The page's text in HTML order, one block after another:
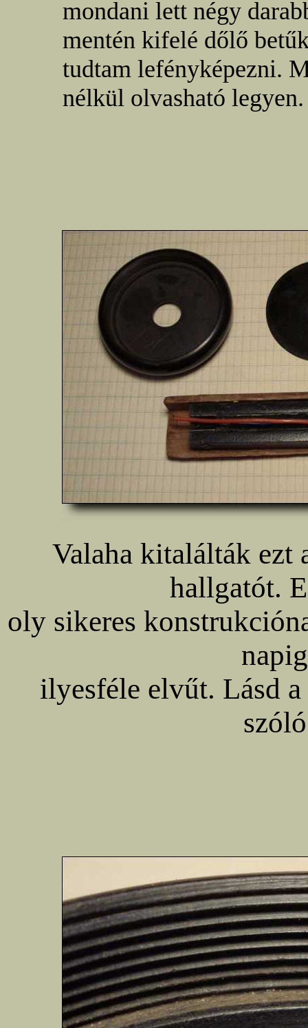
mondani lett négy
mentén kifelé dőlő
tudtam lefényképezni.
nélkül olvasható legyen.
Valaha kitalálták ezt
hallgatót.
oly sikeres
ilyesféle elvűt. Lásd